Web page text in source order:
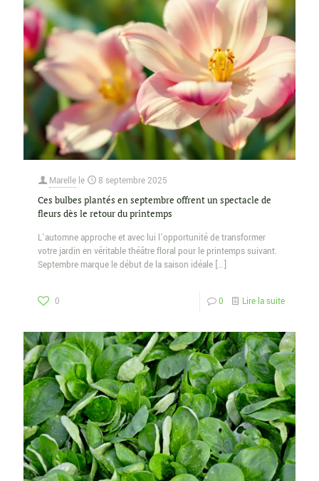
Marelle le 8 septembre 2025
Ces bulbes plantés en septembre offrent un spectacle de
fleurs dès le retour du printemps
L’automne approche et avec lui l’opportunité de transformer
votre jardin en véritable théâtre floral pour le printemps suivant.
Septembre marque le début de la saison idéale […]
0 0 Lire la suite